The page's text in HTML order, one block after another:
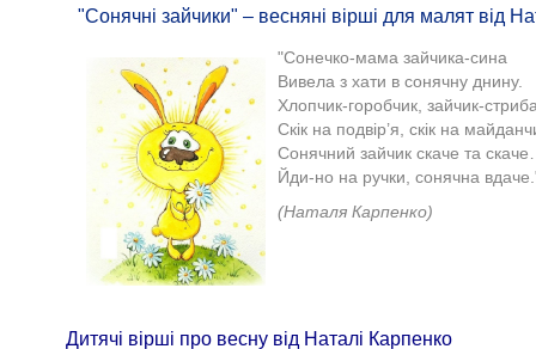
"Сонячні зайчики" – весняні вірші для малят від
"Сонечко-мама зайчика-сина
Вивела з хати в сонячну днину.
Хлопчик-горобчик, зайчик-
Скік на подвір’я, скік на
Сонячний зайчик скаче та
Йди-но на ручки, сонячна
(Наталя Карпенко)
Дитячі вірші про весну від Наталі Карпенко